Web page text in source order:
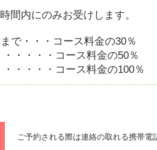
間内にのみお受けします。
で・・・コース料金の30％
・・・・コース料金の50％
・・・・コース料金の100％
ご予約される際は連絡の取れる携帯